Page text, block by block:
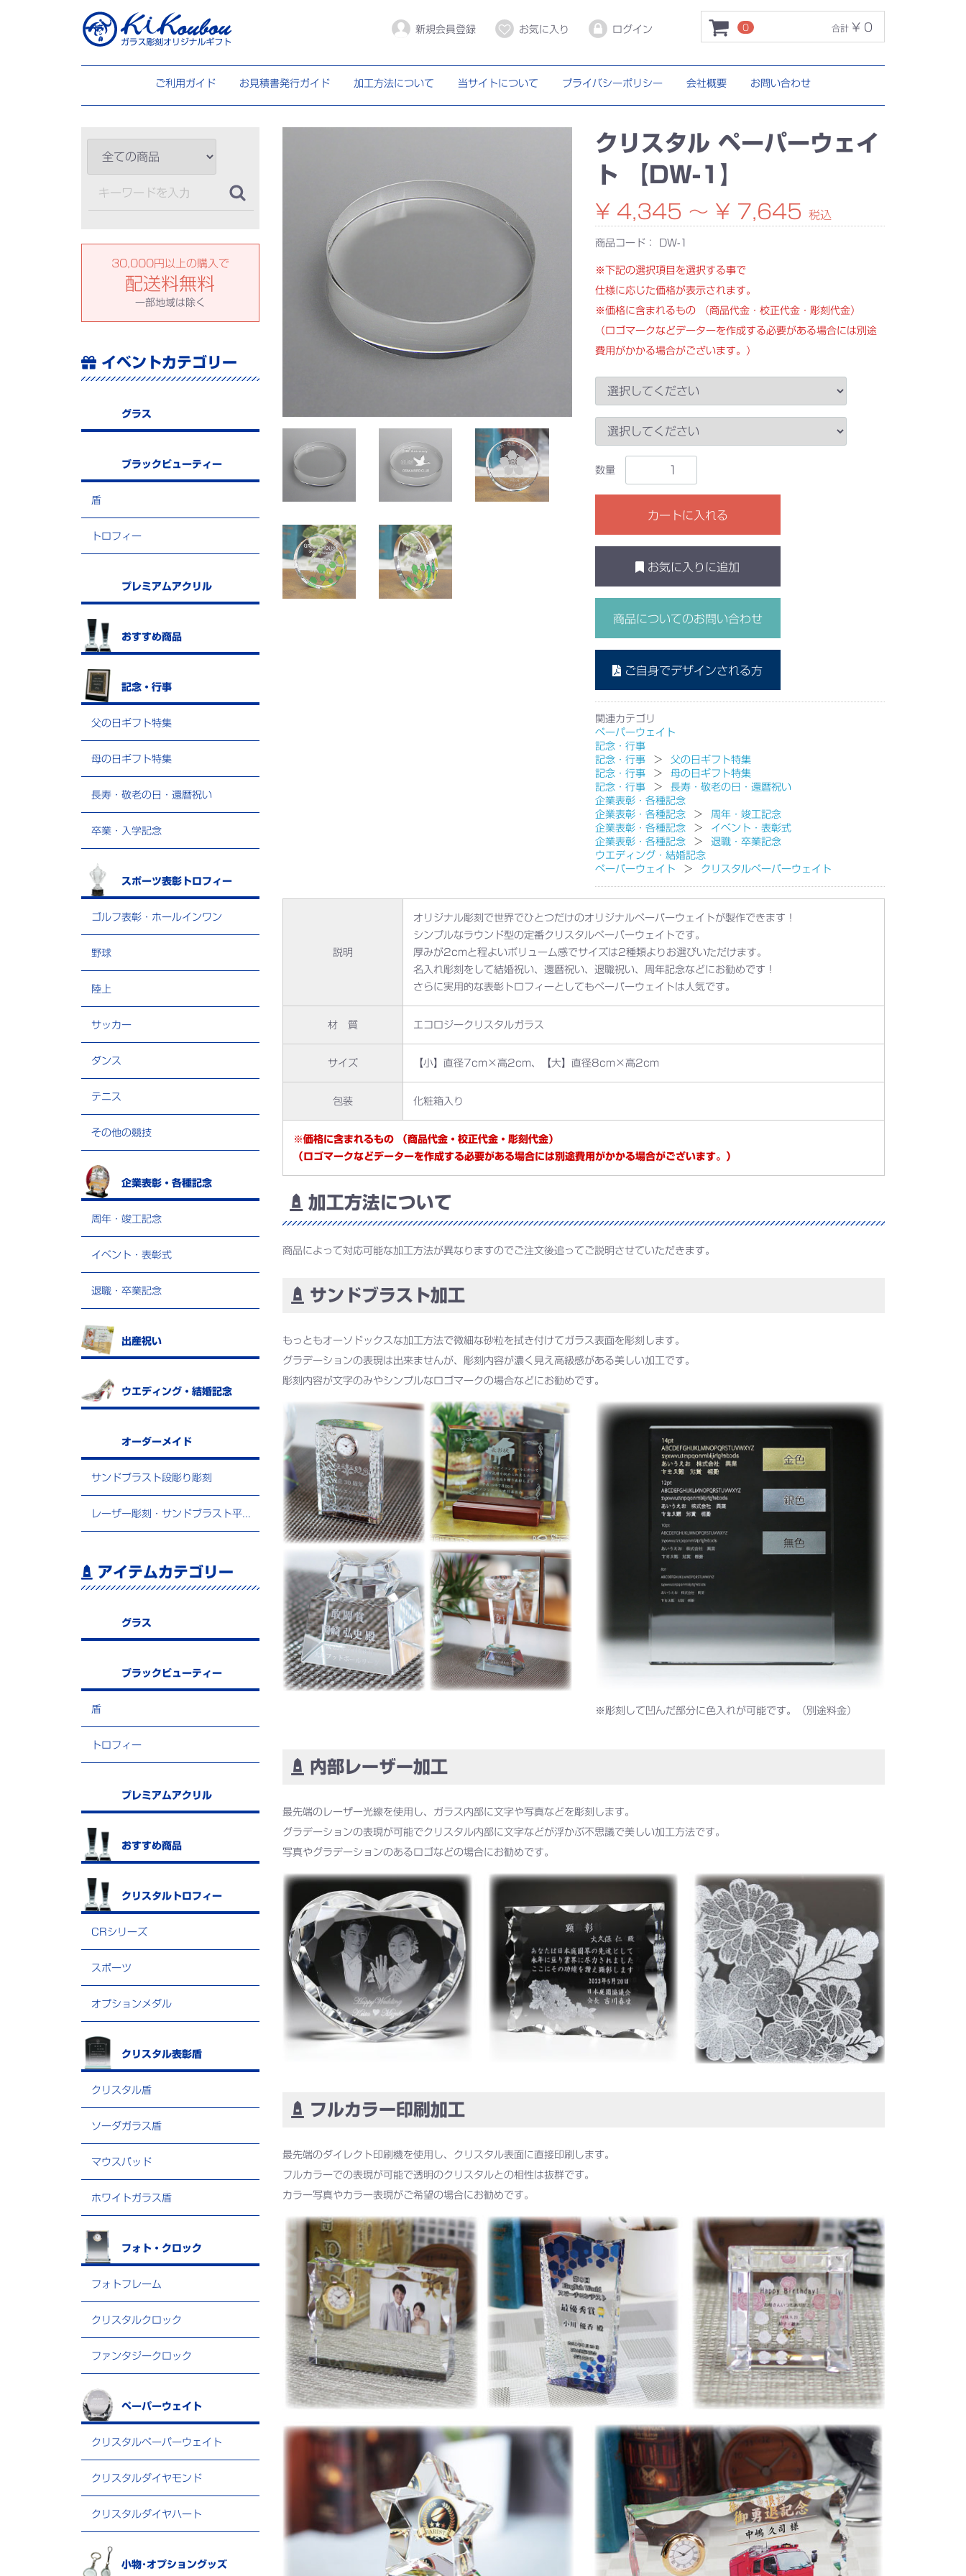
新規会員登録 お気に入り ログイン 0 合計 ¥ 0
ご利用ガイド お見積書発行ガイド 加工方法について 当サイトについて プライバシーポリシー 会社概要 お問い合わせ
30,000円以上の購入で
配送料無料
一部地域は除く
イベントカテゴリー
グラス
ブラックビューティー
盾
トロフィー
プレミアムアクリル
おすすめ商品
記念・行事
父の日ギフト特集
母の日ギフト特集
長寿・敬老の日・還暦祝い
卒業・入学記念
スポーツ表彰トロフィー
ゴルフ表彰・ホールインワン
野球
陸上
サッカー
ダンス
テニス
その他の競技
企業表彰・各種記念
周年・竣工記念
イベント・表彰式
退職・卒業記念
出産祝い
ウエディング・結婚記念
オーダーメイド
サンドブラスト段彫り彫刻
アイテムカテゴリー
グラス
ブラックビューティー
盾
トロフィー
プレミアムアクリル
おすすめ商品
クリスタルトロフィー
CRシリーズ
スポーツ
オプションメダル
クリスタル表彰盾
クリスタル盾
ソーダガラス盾
マウスパッド
ホワイトガラス盾
フォト・クロック
フォトフレーム
クリスタルクロック
ファンタジークロック
ペーパーウェイト
クリスタルペーパーウェイト
クリスタルダイヤモンド
クリスタルダイヤハート
小物･オプショングッズ
クリスタル ペーパーウェイ
ト 【DW-1】
¥ 4,345 ～ ¥ 7,645 税込
商品コード： DW-1
※下記の選択項目を選択する事で
仕様に応じた価格が表示されます。
※価格に含まれるもの （商品代金・校正代金・彫刻代金）
（ロゴマークなどデーターを作成する必要がある場合には別途
費用がかかる場合がございます。）
数量
カートに入れる
お気に入りに追加
商品についてのお問い合わせ
ご自身でデザインされる方
関連カテゴリ
ペーパーウェイト
記念・行事
記念・行事
父の日ギフト特集
記念・行事
母の日ギフト特集
記念・行事
長寿・敬老の日・還暦祝い
企業表彰・各種記念
企業表彰・各種記念
周年・竣工記念
企業表彰・各種記念
イベント・表彰式
企業表彰・各種記念
退職・卒業記念
ウエディング・結婚記念
ペーパーウェイト
クリスタルペーパーウェイト
説明
オリジナル彫刻で世界でひとつだけのオリジナルペーパーウェイトが製作できます！
シンプルなラウンド型の定番クリスタルペーパーウェイトです。
厚みが2cmと程よいボリューム感でサイズは2種類よりお選びいただけます。
名入れ彫刻をして結婚祝い、還暦祝い、退職祝い、周年記念などにお勧めです！
さらに実用的な表彰トロフィーとしてもペーパーウェイトは人気です。
材 質 エコロジークリスタルガラス
サイズ 【小】直径7cm×高2cm、【大】直径8cm×高2cm
包装 化粧箱入り
※価格に含まれるもの （商品代金・校正代金・彫刻代金）
（ロゴマークなどデーターを作成する必要がある場合には別途費用がかかる場合がございます。）
加工方法について
商品によって対応可能な加工方法が異なりますのでご注文後追ってご説明させていただきます。
サンドブラスト加工
もっともオーソドックスな加工方法で微細な砂粒を拭き付けてガラス表面を彫刻します。
グラデーションの表現は出来ませんが、彫刻内容が濃く見え高級感がある美しい加工です。
彫刻内容が文字のみやシンプルなロゴマークの場合などにお勧めです。
※彫刻して凹んだ部分に色入れが可能です。（別途料金）
内部レーザー加工
最先端のレーザー光線を使用し、ガラス内部に文字や写真などを彫刻します。
グラデーションの表現が可能でクリスタル内部に文字などが浮かぶ不思議で美しい加工方法です。
写真やグラデーションのあるロゴなどの場合にお勧めです。
フルカラー印刷加工
最先端のダイレクト印刷機を使用し、クリスタル表面に直接印刷します。
フルカラーでの表現が可能で透明のクリスタルとの相性は抜群です。
カラー写真やカラー表現がご希望の場合にお勧めです。